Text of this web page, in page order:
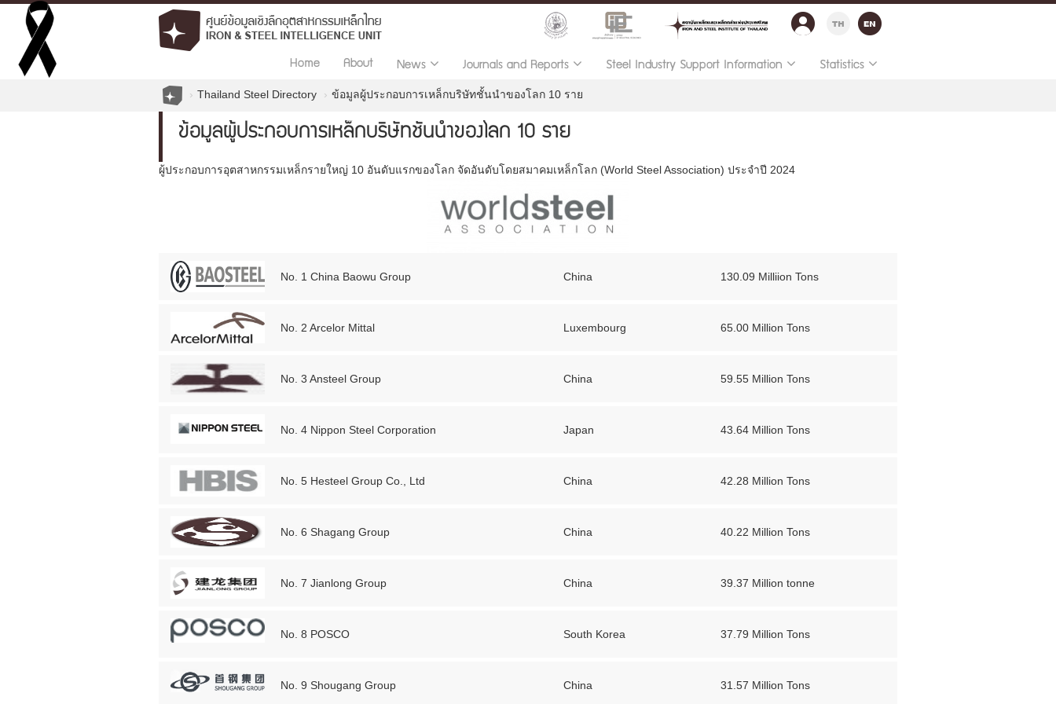
Home About News Journals and Reports Steel Industry Support Information Statistics
Thailand Steel Directory ข้อมูลผู้ประกอบการเหล็กบริษัทชั้นนำของโลก 10 ราย
ข้อมูลผู้ประกอบการเหล็กบริษัทชั้นนำของโลก 10 ราย
ผู้ประกอบการอุตสาหกรรมเหล็กรายใหญ่ 10 อันดับแรกของโลก จัดอันดับโดยสมาคมเหล็กโลก (World Steel Association) ประจำปี 2024
No. 1 China Baowu Group China 130.09 Milliion Tons
No. 2 Arcelor Mittal Luxembourg 65.00 Million Tons
No. 3 Ansteel Group China 59.55 Million Tons
No. 4 Nippon Steel Corporation Japan 43.64 Million Tons
No. 5 Hesteel Group Co., Ltd China 42.28 Million Tons
No. 6 Shagang Group China 40.22 Million Tons
No. 7 Jianlong Group China 39.37 Million tonne
No. 8 POSCO South Korea 37.79 Million Tons
No. 9 Shougang Group China 31.57 Million Tons